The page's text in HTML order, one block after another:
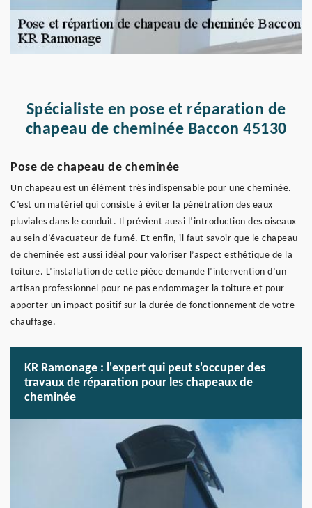
Spécialiste en pose et réparation de
chapeau de cheminée Baccon 45130
Pose de chapeau de cheminée
Un chapeau est un élément très indispensable pour une cheminée.
C’est un matériel qui consiste à éviter la pénétration des eaux
pluviales dans le conduit. Il prévient aussi l’introduction des oiseaux
au sein d’évacuateur de fumé. Et enfin, il faut savoir que le chapeau
de cheminée est aussi idéal pour valoriser l’aspect esthétique de la
toiture. L’installation de cette pièce demande l’intervention d’un
artisan professionnel pour ne pas endommager la toiture et pour
apporter un impact positif sur la durée de fonctionnement de votre
chauffage.
KR Ramonage : l'expert qui peut s'occuper des
travaux de réparation pour les chapeaux de
cheminée